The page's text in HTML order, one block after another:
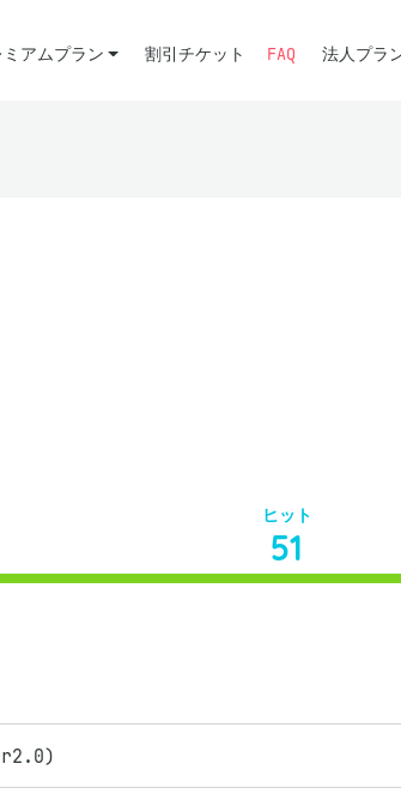
ミアムプラン 割引チケット FAQ 法人プラ
ヒット
51